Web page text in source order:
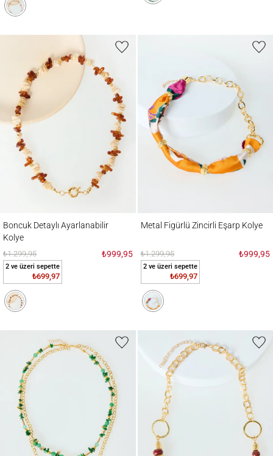
Boncuk Detaylı Ayarlanabilir
Kolye
₺1.299,95 ₺999,95
2 ve üzeri sepette
₺699,97
Metal Figürlü Zincirli Eşarp Kolye
₺1.299,95 ₺999,95
2 ve üzeri sepette
₺699,97